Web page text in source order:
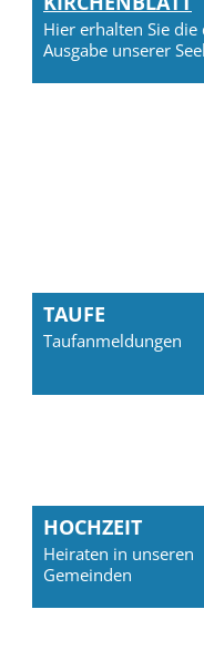
Hier erhalten Sie die
Ausgabe unserer
TAUFE
Taufanmeldungen
HOCHZEIT
Heiraten in unseren
Gemeinden